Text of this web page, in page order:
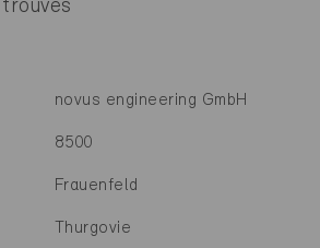
novus engineering GmbH
8500
Frauenfeld
Thurgovie